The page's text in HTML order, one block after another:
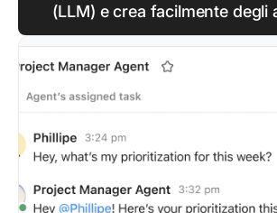
(LLM) e crea facilmente degli